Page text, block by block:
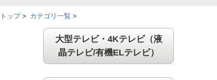
トップ> カテゴリ一覧 >
大型テレビ・4Kテレビ（液
晶テレビ/有機ELテレビ）